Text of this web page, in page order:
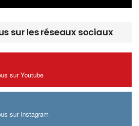
sur les réseaux sociaux
sur Youtube
sur Instagram